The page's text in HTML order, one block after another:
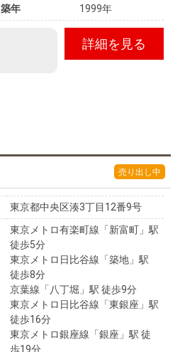
築年 1999年
詳細を見る
売り出し中
東京都中央区湊3丁目12番9号
東京メトロ有楽町線「新富町」駅
徒歩5分
東京メトロ日比谷線「築地」駅
徒歩8分
京葉線「八丁堀」駅 徒歩9分
東京メトロ日比谷線「東銀座」駅
徒歩16分
東京メトロ銀座線「銀座」駅 徒
歩19分